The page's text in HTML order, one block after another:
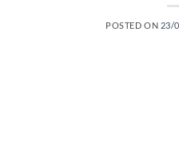
POSTED ON 23/